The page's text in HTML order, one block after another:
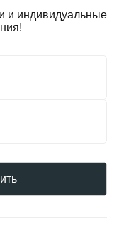
и индивидуальные